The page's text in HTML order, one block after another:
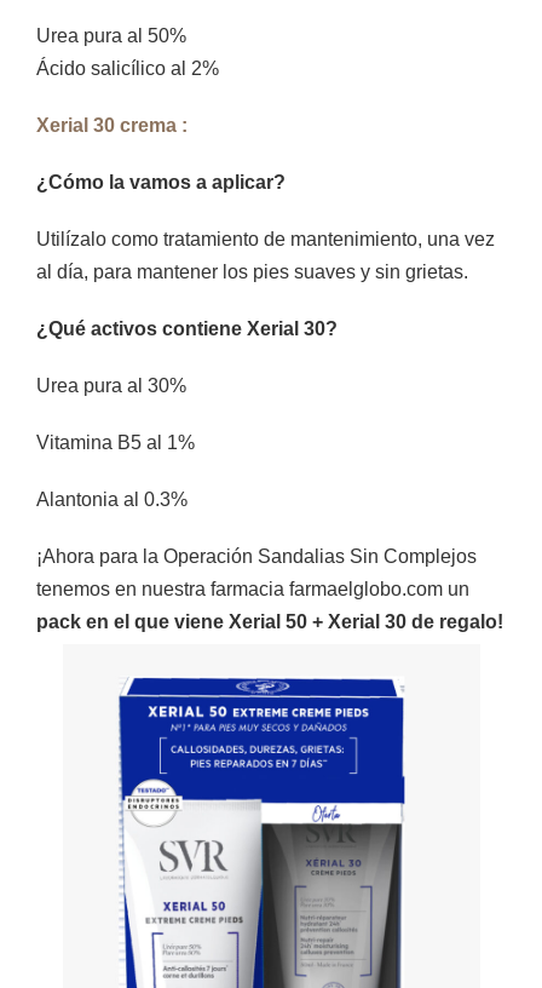
Urea pura al 50%
Ácido salicílico al 2%
Xerial 30 crema :
¿Cómo la vamos a aplicar?
Utilízalo como tratamiento de mantenimiento, una vez
al día, para mantener los pies suaves y sin grietas.
¿Qué activos contiene Xerial 30?
Urea pura al 30%
Vitamina B5 al 1%
Alantonia al 0.3%
¡Ahora para la Operación Sandalias Sin Complejos
tenemos en nuestra farmacia farmaelglobo.com un
pack en el que viene Xerial 50 + Xerial 30 de regalo!